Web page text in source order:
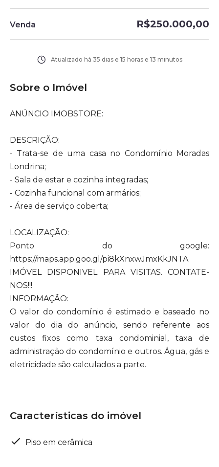
Venda R$250.000,00
Atualizado há 35 dias e 15 horas e 13 minutos
Sobre o Imóvel
ANÚNCIO IMOBSTORE:
DESCRIÇÃO:
- Trata-se de uma casa no Condomínio Moradas
Londrina;
- Sala de estar e cozinha integradas;
- Cozinha funcional com armários;
- Área de serviço coberta;
LOCALIZAÇÃO:
Ponto do google:
https://maps.app.goo.gl/pi8kXnxwJmxKkJNTA
IMÓVEL DISPONIVEL PARA VISITAS. CONTATE-
NOS!!!
INFORMAÇÃO:
O valor do condomínio é estimado e baseado no
valor do dia do anúncio, sendo referente aos
custos fixos como taxa condominial, taxa de
administração do condomínio e outros. Água, gás e
eletricidade são calculados a parte.
Características do imóvel
Piso em cerâmica